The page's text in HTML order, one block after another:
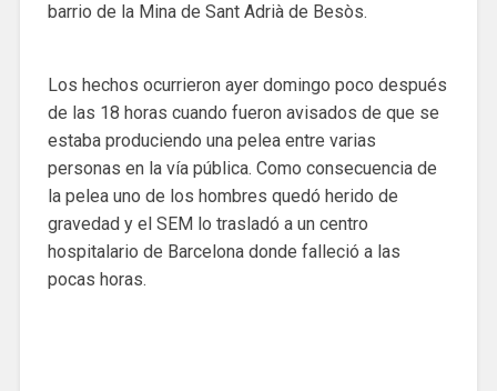
barrio de la Mina de Sant Adrià de Besòs.
Los hechos ocurrieron ayer domingo poco después
de las 18 horas cuando fueron avisados de que se
estaba produciendo una pelea entre varias
personas en la vía pública. Como consecuencia de
la pelea uno de los hombres quedó herido de
gravedad y el SEM lo trasladó a un centro
hospitalario de Barcelona donde falleció a las
pocas horas.